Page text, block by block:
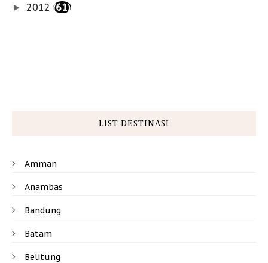
► 2012 (61)
LIST DESTINASI
Amman
Anambas
Bandung
Batam
Belitung